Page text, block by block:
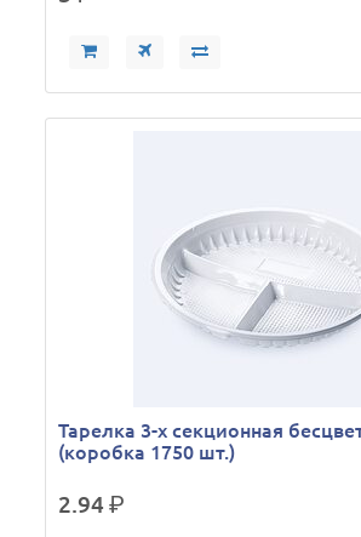
Тарелка 3-х секционная
(коробка 1750 шт.)
2.94р.